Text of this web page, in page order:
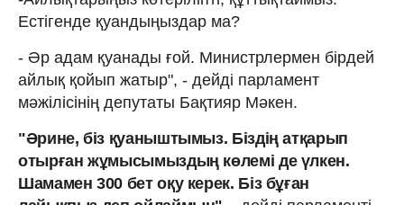
Естігенде қуандыңыздар ма?
- Әр адам қуанады ғой. Министрлермен бірдей
айлық қойып жатыр", - дейді парламент
мәжілісінің депутаты Бақтияр Мәкен.
"Әрине, біз қуаныштымыз. Біздің атқарып
отырған жұмысымыздың көлемі де үлкен.
Шамамен 300 бет оқу керек. Біз бұған